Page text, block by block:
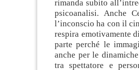
rimanda subito
psicoanalisi. Anche
l’inconscio ha con il
respira emotivamente
parte perché le
anche per le
tra spettatore e